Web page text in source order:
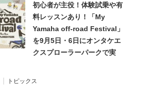
初心者が主役！体験試乗や有
料レッスンあり！「My
Yamaha off-road Festival」
を9月5日・6日にオンタケエ
クスプローラーパークで実
トピックス